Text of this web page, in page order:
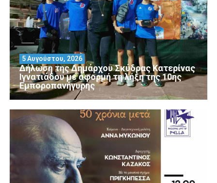
Δήλωση της Δημάρχου Σκύδρας Κατερίνας
Ιγνατιάδου με αφορμή τη λήξη της 10ης
Εμποροπανήγυρης
5 Αυγούστου, 2026